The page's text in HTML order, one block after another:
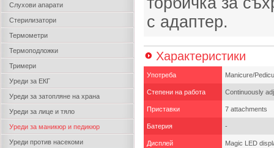
Слухови апарати
Стерилизатори
Термометри
Термоподложки
Тримери
Уреди за ЕКГ
Уреди за затопляне на храна
Уреди за лице и тяло
Уреди за маникюр и педикюр
Уреди против насекоми
с адаптер.
Характеристики
Употреба Manicure/
Степени на работа Continuously
Приставки 7 attachments
Батерия -
Дисплей Magic LED